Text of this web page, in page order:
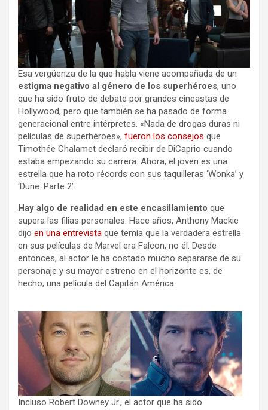
Esa vergüenza de la que habla viene acompañada de un
estigma negativo al género de los superhéroes, uno
que ha sido fruto de debate por grandes cineastas de
Hollywood, pero que también se ha pasado de forma
generacional entre intérpretes. «Nada de drogas duras ni
películas de superhéroes», fueron los consejos que
Timothée Chalamet declaró recibir de DiCaprio cuando
estaba empezando su carrera. Ahora, el joven es una
estrella que ha roto récords con sus taquilleras ‘Wonka’ y
‘Dune: Parte 2’.
Hay algo de realidad en este encasillamiento que
supera las filias personales. Hace años, Anthony Mackie
dijo en una entrevista que temía que la verdadera estrella
en sus películas de Marvel era Falcon, no él. Desde
entonces, al actor le ha costado mucho separarse de su
personaje y su mayor estreno en el horizonte es, de
hecho, una película del Capitán América.
Incluso Robert Downey Jr., el actor que ha sido